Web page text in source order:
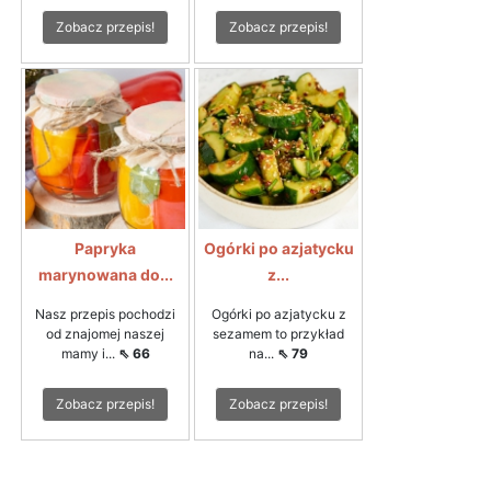
Zobacz przepis! Zobacz przepis!
Papryka
marynowana do...
Nasz przepis pochodzi
od znajomej naszej
mamy i... ⇖ 66
Zobacz przepis!
Ogórki po azjatycku
z...
Ogórki po azjatycku z
sezamem to przykład
na... ⇖ 79
Zobacz przepis!